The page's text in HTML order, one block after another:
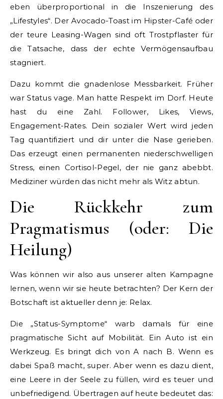
eben überproportional in die Inszenierung des
„Lifestyles“. Der Avocado-Toast im Hipster-Café oder
der teure Leasing-Wagen sind oft Trostpflaster für
die Tatsache, dass der echte Vermögensaufbau
stagniert.
Dazu kommt die gnadenlose Messbarkeit. Früher
war Status vage. Man hatte Respekt im Dorf. Heute
hast du eine Zahl. Follower, Likes, Views,
Engagement-Rates. Dein sozialer Wert wird jeden
Tag quantifiziert und dir unter die Nase gerieben.
Das erzeugt einen permanenten niederschwelligen
Stress, einen Cortisol-Pegel, der nie ganz abebbt.
Mediziner würden das nicht mehr als Witz abtun.
Die Rückkehr zum
Pragmatismus (oder: Die
Heilung)
Was können wir also aus unserer alten Kampagne
lernen, wenn wir sie heute betrachten? Der Kern der
Botschaft ist aktueller denn je: Relax.
Die „Status-Symptome“ warb damals für eine
pragmatische Sicht auf Mobilität. Ein Auto ist ein
Werkzeug. Es bringt dich von A nach B. Wenn es
dabei Spaß macht, super. Aber wenn es dazu dient,
eine Leere in der Seele zu füllen, wird es teuer und
unbefriedigend. Übertragen auf heute bedeutet das: